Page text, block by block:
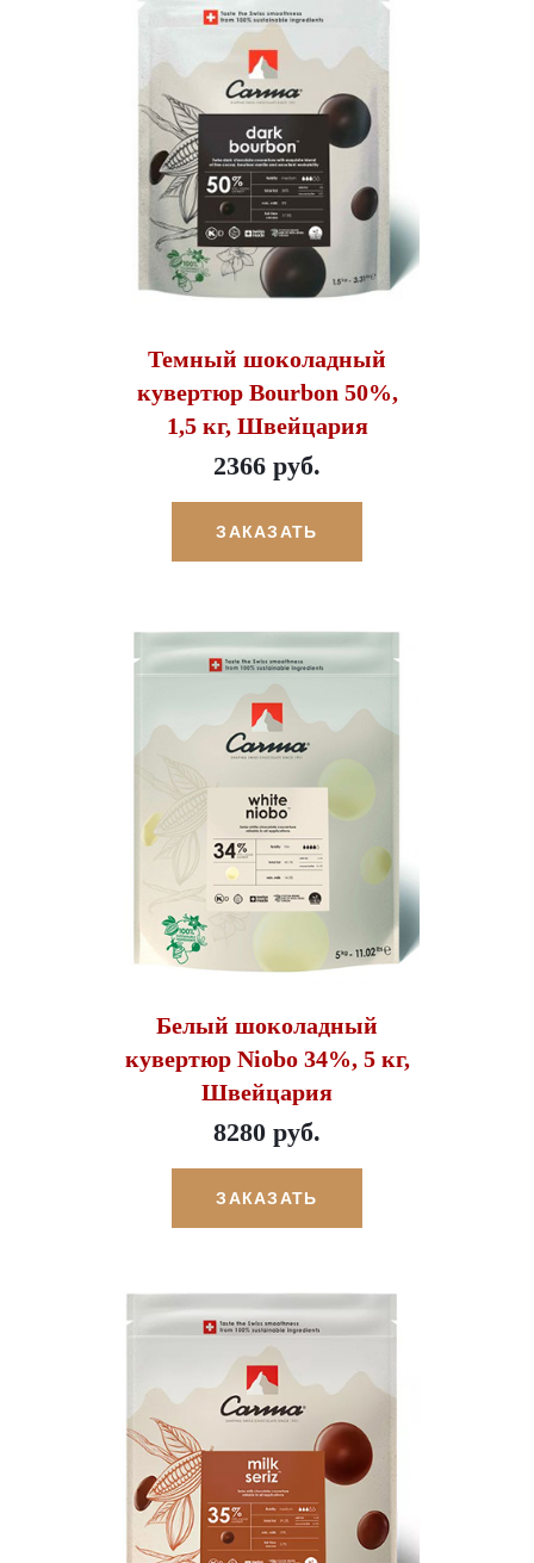
Темный шоколадный
кувертюр Bourbon 50%,
1,5 кг, Швейцария
2366 руб.
ЗАКАЗАТЬ
Белый шоколадный
кувертюр Niobo 34%, 5 кг,
Швейцария
8280 руб.
ЗАКАЗАТЬ